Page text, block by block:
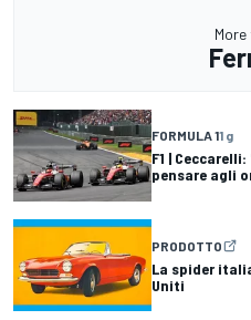
FORMULA 11 g
F1 |
pensare agli
PRODOTTO
La spider
Uniti